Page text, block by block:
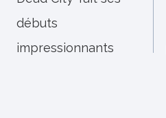
l’article
débuts
impressionnants